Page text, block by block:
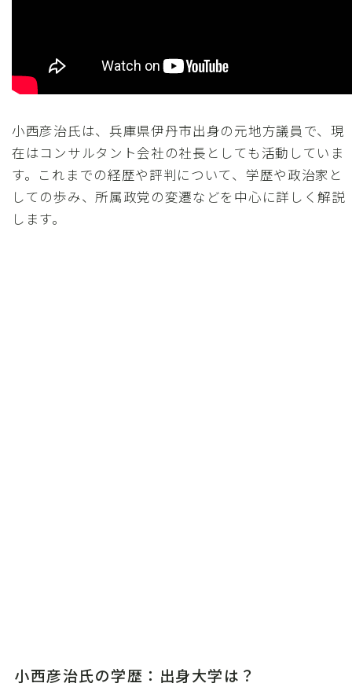
小西彦治氏は、兵庫県伊丹市出身の元地方議員で、現
在はコンサルタント会社の社長としても活動していま
す。これまでの経歴や評判について、学歴や政治家と
しての歩み、所属政党の変遷などを中心に詳しく解説
します。
小西彦治氏の学歴：出身大学は？